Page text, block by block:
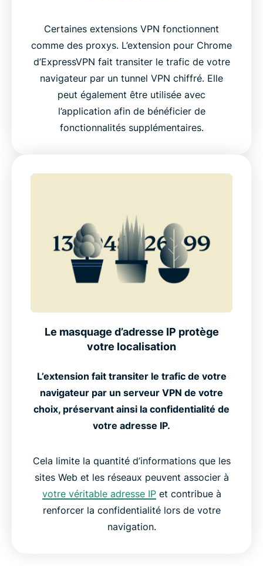
Certaines extensions VPN fonctionnent
comme des proxys. L’extension pour Chrome
d’ExpressVPN fait transiter le trafic de votre
navigateur par un tunnel VPN chiffré. Elle
peut également être utilisée avec
l’application afin de bénéficier de
fonctionnalités supplémentaires.
Le masquage d’adresse IP protège
votre localisation
L’extension fait transiter le trafic de votre
navigateur par un serveur VPN de votre
choix, préservant ainsi la confidentialité de
votre adresse IP.
Cela limite la quantité d’informations que les
sites Web et les réseaux peuvent associer à
votre véritable adresse IPet contribue à
renforcer la confidentialité lors de votre
navigation.